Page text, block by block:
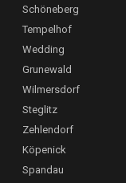
Schöneberg
Tempelhof
Wedding
Grunewald
Wilmersdorf
Steglitz
Zehlendorf
Köpenick
Spandau